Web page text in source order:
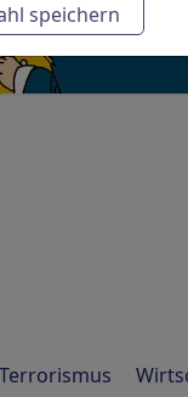
Terrorismus
speichern